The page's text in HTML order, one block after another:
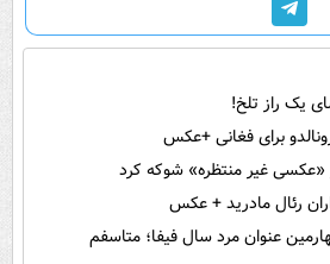
یک راز تلخ!
برای فغانی +عکس
«عکسی غیر منتظره» شوکه کرد
رئال مادرید + عکس
عنوان مرد سال فیفا؛ متاسفم